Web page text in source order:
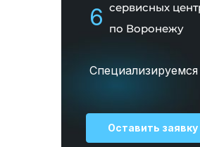
6 сервисных
по Воронежу
Оставить заявку